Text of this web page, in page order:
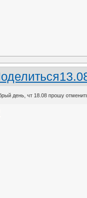
день, чт 18.08 прошу